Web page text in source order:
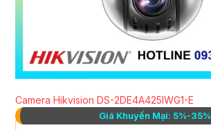
Camera Hikvision DS-2DE4A425IWG1-E
Giá Khuyến Mại: 5%-35%